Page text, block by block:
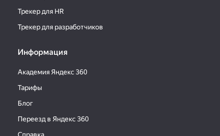
Трекер для HR
Трекер для разработчиков
Информация
Академия Яндекс 360
Тарифы
Блог
Переезд в Яндекс 360
Справка